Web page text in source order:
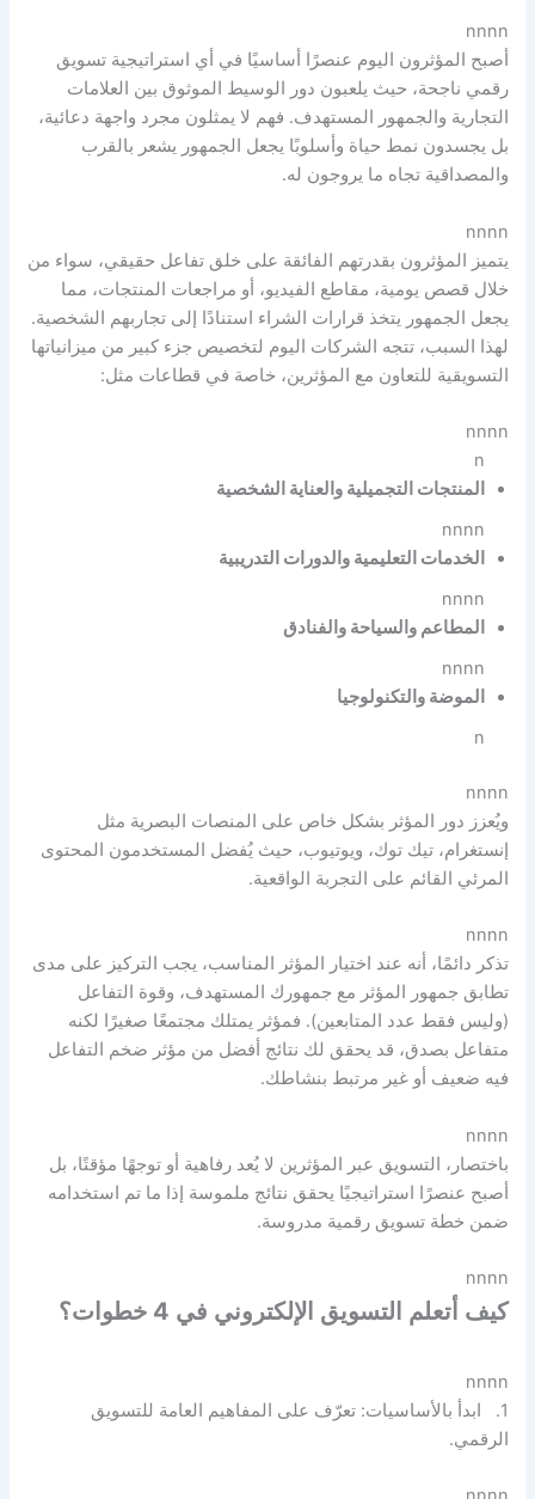
nnnn
أصبح المؤثرون اليوم عنصرًا أساسيًا في أي استراتيجية تسويق
رقمي ناجحة، حيث يلعبون دور الوسيط الموثوق بين العلامات
التجارية والجمهور المستهدف. فهم لا يمثلون مجرد واجهة دعائية،
بل يجسدون نمط حياة وأسلوبًا يجعل الجمهور يشعر بالقرب
والمصداقية تجاه ما يروجون له.
nnnn
يتميز المؤثرون بقدرتهم الفائقة على خلق تفاعل حقيقي، سواء من
خلال قصص يومية، مقاطع الفيديو، أو مراجعات المنتجات، مما
يجعل الجمهور يتخذ قرارات الشراء استنادًا إلى تجاربهم الشخصية.
لهذا السبب، تتجه الشركات اليوم لتخصيص جزء كبير من ميزانياتها
التسويقية للتعاون مع المؤثرين، خاصة في قطاعات مثل:
nnnn
n
المنتجات التجميلية والعناية الشخصية
nnnn
الخدمات التعليمية والدورات التدريبية
nnnn
المطاعم والسياحة والفنادق
nnnn
الموضة والتكنولوجيا
n
nnnn
ويُعزز دور المؤثر بشكل خاص على المنصات البصرية مثل
إنستغرام، تيك توك، ويوتيوب، حيث يُفضل المستخدمون المحتوى
المرئي القائم على التجربة الواقعية.
nnnn
تذكر دائمًا، أنه عند اختيار المؤثر المناسب، يجب التركيز على مدى
تطابق جمهور المؤثر مع جمهورك المستهدف، وقوة التفاعل
(وليس فقط عدد المتابعين). فمؤثر يمتلك مجتمعًا صغيرًا لكنه
متفاعل بصدق، قد يحقق لك نتائج أفضل من مؤثر ضخم التفاعل
فيه ضعيف أو غير مرتبط بنشاطك.
nnnn
باختصار، التسويق عبر المؤثرين لا يُعد رفاهية أو توجهًا مؤقتًا، بل
أصبح عنصرًا استراتيجيًا يحقق نتائج ملموسة إذا ما تم استخدامه
ضمن خطة تسويق رقمية مدروسة.
nnnn
كيف أتعلم التسويق الإلكتروني في 4 خطوات؟
nnnn
1. ابدأ بالأساسيات: تعرّف على المفاهيم العامة للتسويق
الرقمي.